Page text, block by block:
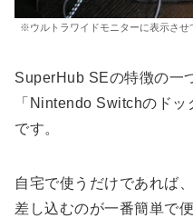
※ウルトラワイドモニターに表示させ
SuperHub SEの特徴の一
「Nintendo Switchのド
です。
自宅で使うだけであれば
差し込むのが一番簡単で